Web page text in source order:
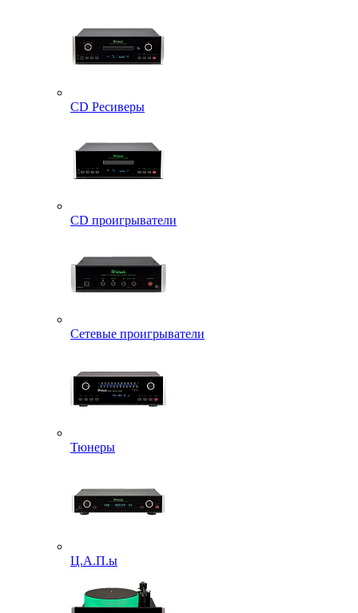
CD Ресиверы
CD проигрыватели
Сетевые проигрыватели
Тюнеры
Ц.А.П.ы